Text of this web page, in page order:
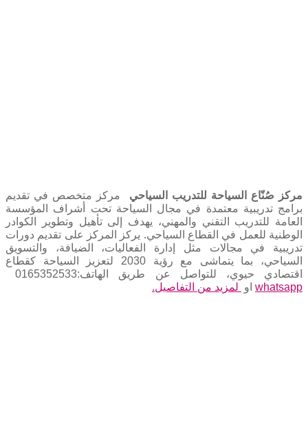
مركز صُنّاع السياحة للتدريب السياحي مركز متخصص في تقديم
برامج تدريبية معتمدة في مجال السياحة تحت أشراف المؤسسة
العامة للتدريب التقني والمهني، يهدف إلى تأهيل وتطوير الكوادر
الوطنية للعمل في القطاع السياحي. يركز المركز على تقديم دورات
تدريبية في مجالات مثل إدارة الفعاليات، الضيافة، والتسويق
السياحي، بما يتماشى مع رؤية 2030 لتعزيز السياحة كقطاع
اقتصادي حيوي، للتواصل عن طريق الهاتف:0165352533
whatsapp او لمزيد من التفاصيل.